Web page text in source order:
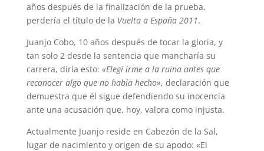
años después de la finalización de la prueba,
perdería el título de la Vuelta a España 2011.
Juanjo Cobo, 10 años después de tocar la gloria, y
tan solo 2 desde la sentencia que mancharía su
carrera, diría esto: «Elegí irme a la ruina antes que
reconocer algo que no había hecho», declaración que
demuestra que él sigue defendiendo su inocencia
ante una acusación que, hoy, valora como injusta.
Actualmente Juanjo reside en Cabezón de la Sal,
lugar de nacimiento y origen de su apodo: «El